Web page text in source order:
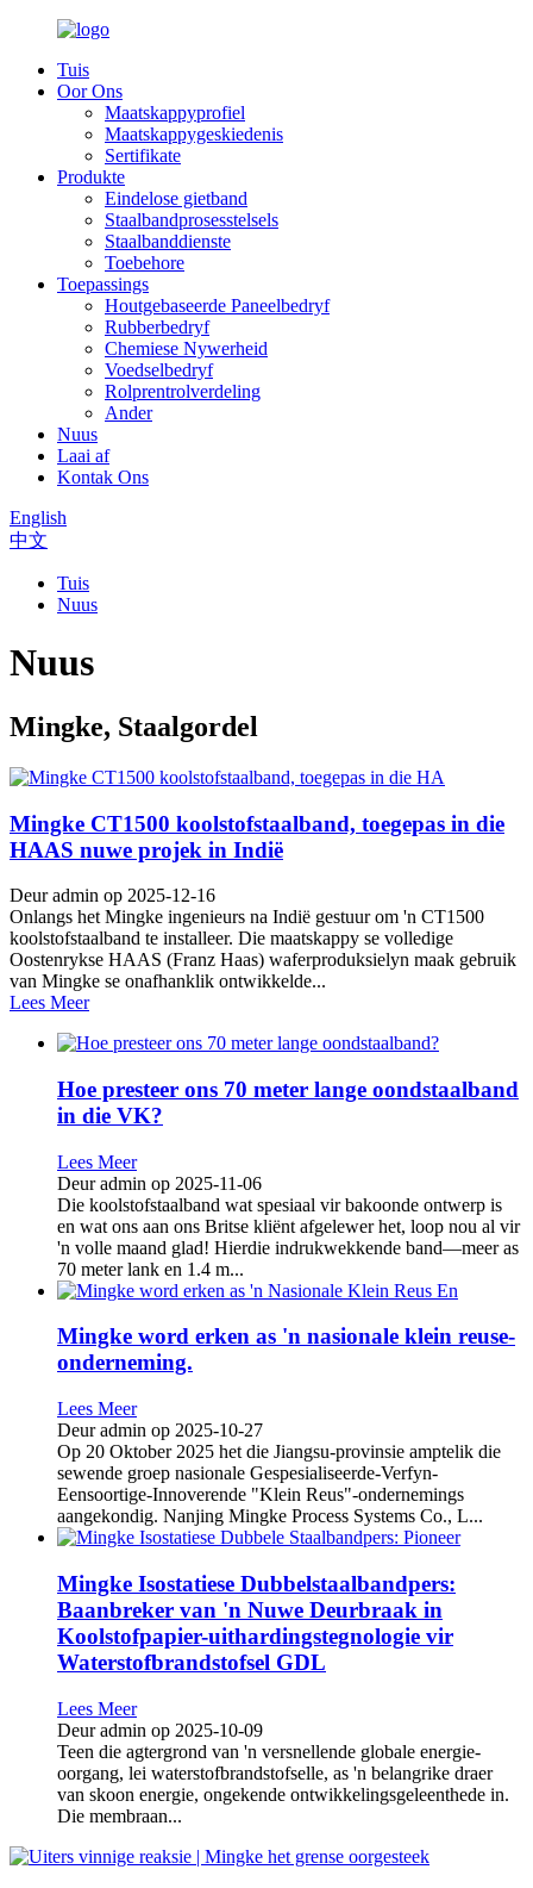
Tuis
Oor Ons
Maatskappyprofiel
Maatskappygeskiedenis
Sertifikate
Produkte
Eindelose gietband
Staalbandprosesstelsels
Staalbanddienste
Toebehore
Toepassings
Houtgebaseerde Paneelbedryf
Rubberbedryf
Chemiese Nywerheid
Voedselbedryf
Rolprentrolverdeling
Ander
Nuus
Laai af
Kontak Ons
English
中文
Tuis
Nuus
Nuus
Mingke, Staalgordel
Mingke CT1500 koolstofstaalband, toegepas in die
HAAS nuwe projek in Indië
Deur admin op 2025-12-16
Onlangs het Mingke ingenieurs na Indië gestuur om 'n CT1500
koolstofstaalband te installeer. Die maatskappy se volledige
Oostenrykse HAAS (Franz Haas) waferproduksielyn maak gebruik
van Mingke se onafhanklik ontwikkelde...
Lees Meer
Hoe presteer ons 70 meter lange oondstaalband
in die VK?
Lees Meer
Deur admin op 2025-11-06
Die koolstofstaalband wat spesiaal vir bakoonde ontwerp is
en wat ons aan ons Britse kliënt afgelewer het, loop nou al vir
'n volle maand glad! Hierdie indrukwekkende band—meer as
70 meter lank en 1.4 m...
Mingke word erken as 'n nasionale klein reuse-
onderneming.
Lees Meer
Deur admin op 2025-10-27
Op 20 Oktober 2025 het die Jiangsu-provinsie amptelik die
sewende groep nasionale Gespesialiseerde-Verfyn-
Eensoortige-Innoverende "Klein Reus"-ondernemings
aangekondig. Nanjing Mingke Process Systems Co., L...
Mingke Isostatiese Dubbelstaalbandpers:
Baanbreker van 'n Nuwe Deurbraak in
Koolstofpapier-uithardingstegnologie vir
Waterstofbrandstofsel GDL
Lees Meer
Deur admin op 2025-10-09
Teen die agtergrond van 'n versnellende globale energie-
oorgang, lei waterstofbrandstofselle, as 'n belangrike draer
van skoon energie, ongekende ontwikkelingsgeleenthede in.
Die membraan...